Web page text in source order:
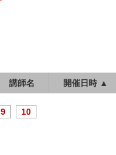
講師名 開催日時 ▲
9 10